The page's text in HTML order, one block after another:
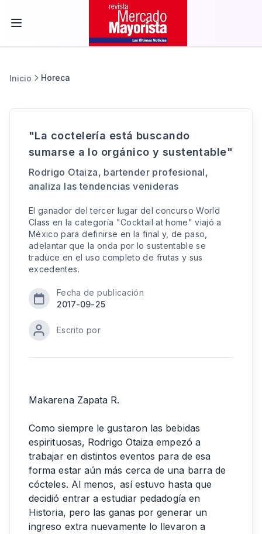
Inicio Horeca
"La coctelería está buscando
sumarse a lo orgánico y sustentable"
Rodrigo Otaiza, bartender profesional,
analiza las tendencias venideras
El ganador del tercer lugar del concurso World
Class en la categoría "Cocktail at home" viajó a
México para definirse en la final y, de paso,
adelantar que la onda por lo sustentable se
traduce en el uso completo de frutas y sus
excedentes.
Fecha de publicación
2017-09-25
Escrito por
Makarena Zapata R.
Como siempre le gustaron las bebidas
espirituosas, Rodrigo Otaiza empezó a
trabajar en distintos eventos para de esa
forma estar aún más cerca de una barra de
cócteles. Al menos, así estuvo hasta que
decidió entrar a estudiar pedadogía en
Historia, pero las ganas por generar un
ingreso extra nuevamente lo llevaron a